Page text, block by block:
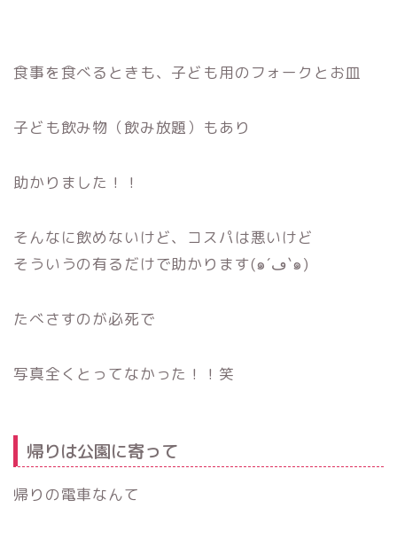
食事を食べるときも、子ども用のフォークとお皿
子ども飲み物（飲み放題）もあり
助かりました！！
そんなに飲めないけど、コスパは悪いけど
そういうの有るだけで助かります(๑´ڡ`๑)
たべさすのが必死で
写真全くとってなかった！！笑
帰りは公園に寄って
帰りの電車なんて